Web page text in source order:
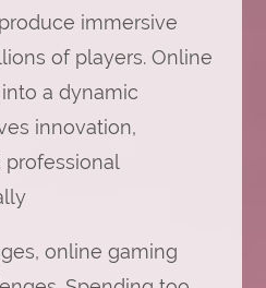
immersive
of players. Online
a dynamic
innovation,
online gaming